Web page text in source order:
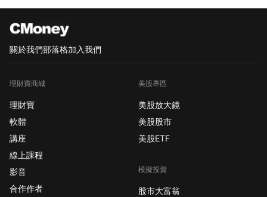
關於我們部落格加入我們
理財寶商城
理財寶
軟體
講座
線上課程
影音
合作作者
美股專區
美股放大鏡
美股股市
美股ETF
模擬投資
股市大富翁